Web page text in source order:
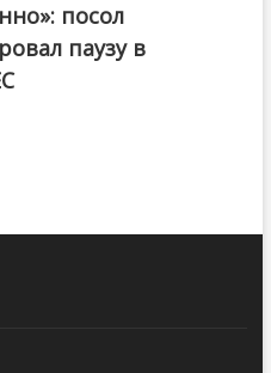
посол
паузу в